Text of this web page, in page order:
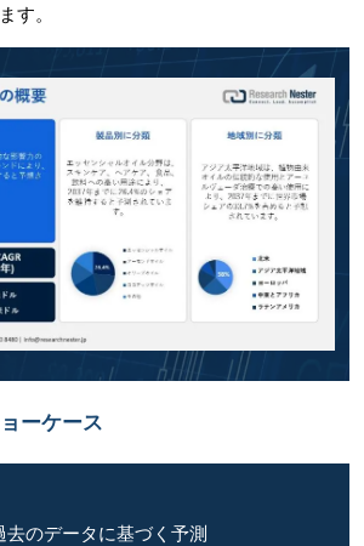
す。
ーケース
去のデータに基づく予測